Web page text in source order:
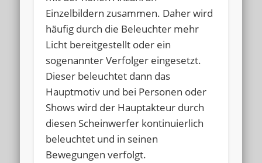
Einzelbildern zusammen. Daher wird
häufig durch die Beleuchter mehr
Licht bereitgestellt oder ein
sogenannter Verfolger eingesetzt.
Dieser beleuchtet dann das
Hauptmotiv und bei Personen oder
Shows wird der Hauptakteur durch
diesen Scheinwerfer kontinuierlich
beleuchtet und in seinen
Bewegungen verfolgt.